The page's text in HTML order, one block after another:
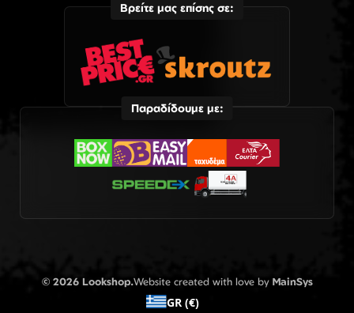
Βρείτε μας επίσης σε:
Παραδίδουμε με:
© 2026 Lookshop.Website created with love by MainSys
GR (€)